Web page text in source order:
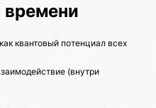
времени
квантовый потенциал всех
(внутри